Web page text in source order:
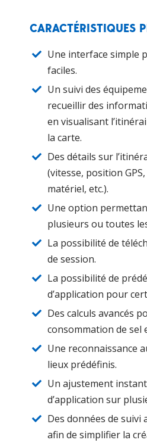
CARACTÉRISTIQUES
Une interface simple
faciles.
Un suivi des
recueillir des
en visualisant
la carte.
Des détails sur
(vitesse, position
matériel, etc.).
Une option
plusieurs ou toutes
La possibilité de
de session.
La possibilité de
d’application pour
Des calculs avancés
consommation de sel
Une reconnaissance
lieux prédéfinis.
Un ajustement
d’application sur
Des données de suivi
afin de simplifier la